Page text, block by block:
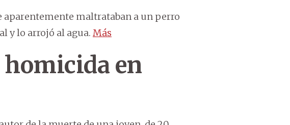
aparentemente maltrataban a un perro
y lo arrojó al agua. Más
en